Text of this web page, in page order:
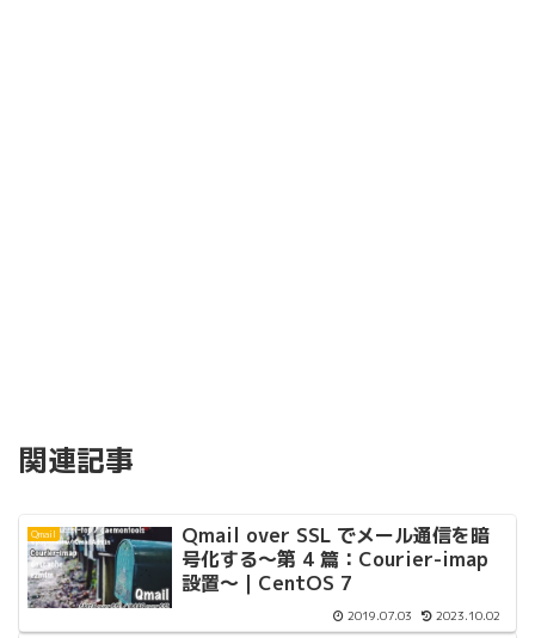
関連記事
Qmail
Qmail over SSL でメール通信を暗
号化する〜第 4 篇：Courier-imap
設置〜｜CentOS 7
2019.07.03 2023.10.02